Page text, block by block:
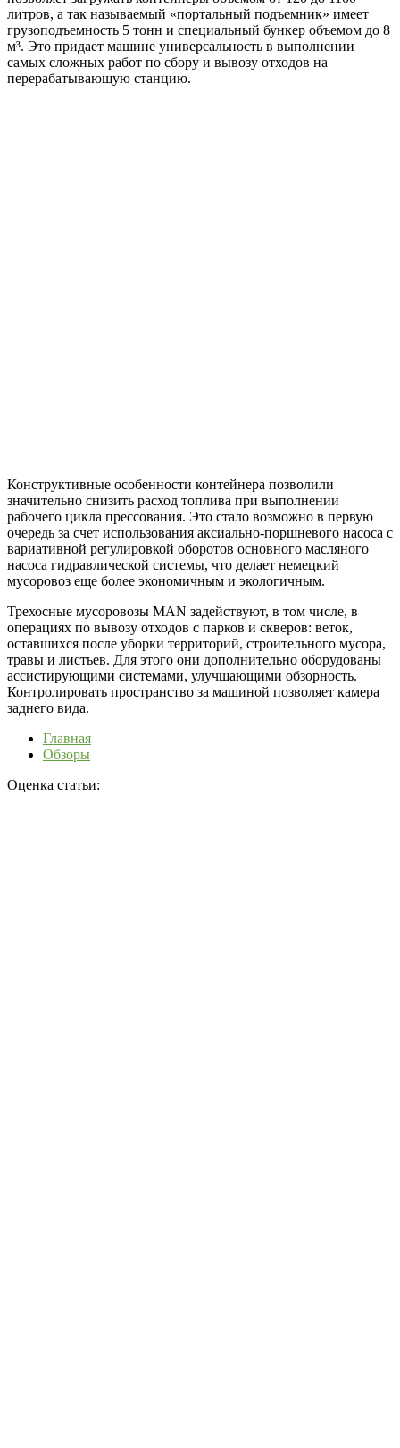
литров, а так называемый «портальный подъемник» имеет
грузоподъемность 5 тонн и специальный бункер объемом до 8
м³. Это придает машине универсальность в выполнении
самых сложных работ по сбору и вывозу отходов на
перерабатывающую станцию.
Конструктивные особенности контейнера позволили
значительно снизить расход топлива при выполнении
рабочего цикла прессования. Это стало возможно в первую
очередь за счет использования аксиально-поршневого насоса с
вариативной регулировкой оборотов основного масляного
насоса гидравлической системы, что делает немецкий
мусоровоз еще более экономичным и экологичным.
Трехосные мусоровозы MAN задействуют, в том числе, в
операциях по вывозу отходов с парков и скверов: веток,
оставшихся после уборки территорий, строительного мусора,
травы и листьев. Для этого они дополнительно оборудованы
ассистирующими системами, улучшающими обзорность.
Контролировать пространство за машиной позволяет камера
заднего вида.
Главная
Обзоры
Оценка статьи: